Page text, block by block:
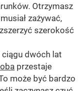
Otrzymasz
zażywać,
szerokość
ciągu dwóch lat
przestaje
może być bardzo